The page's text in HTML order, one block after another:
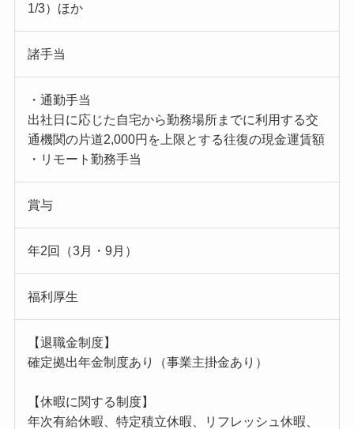
1/3）ほか
諸手当
・通勤手当
出社日に応じた自宅から勤務場所までに利用する交
通機関の片道2,000円を上限とする往復の現金運賃額
・リモート勤務手当
賞与
年2回（3月・9月）
福利厚生
【退職金制度】
確定拠出年金制度あり（事業主掛金あり）
【休暇に関する制度】
年次有給休暇、特定積立休暇、リフレッシュ休暇、